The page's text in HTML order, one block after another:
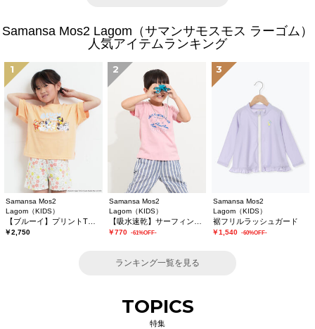
Samansa Mos2 Lagom（サマンサモスモス ラーゴム）
人気アイテムランキング
1
Samansa Mos2
Lagom（KIDS）
￥2,750
2
Samansa Mos2
Lagom（KIDS）
￥770 -61%OFF-
3
Samansa Mos2
Lagom（KIDS）
裾フリルラッシュガード
￥1,540 -60%OFF-
ランキング一覧を見る
TOPICS
特集